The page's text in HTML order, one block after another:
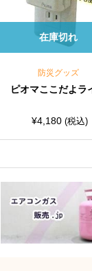
ト
緊急
女兼